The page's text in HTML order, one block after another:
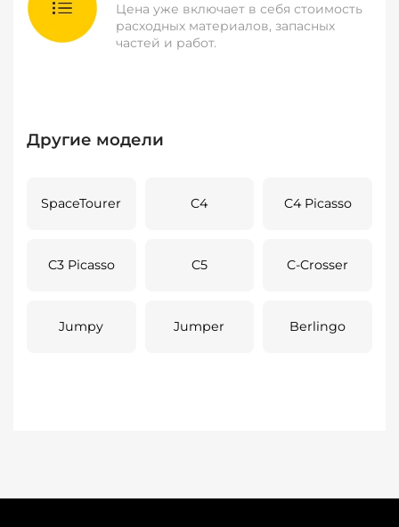
Цена уже включает в себя стоимость
расходных материалов, запасных
частей и работ.
Другие модели
SpaceTourer C4 C4 Picasso
C3 Picasso C5 C-Crosser
Jumpy Jumper Berlingo